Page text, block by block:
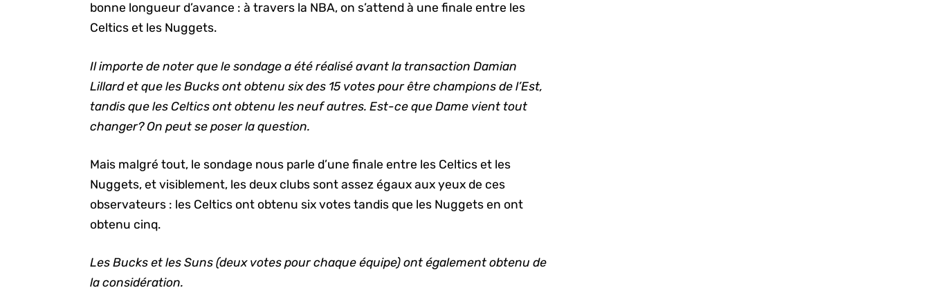
bonne longueur d’avance : à travers la NBA, on s’attend à une finale entre les
Celtics et les Nuggets.
Il importe de noter que le sondage a été réalisé avant la transaction Damian
Lillard et que les Bucks ont obtenu six des 15 votes pour être champions de l’Est,
tandis que les Celtics ont obtenu les neuf autres. Est-ce que Dame vient tout
changer? On peut se poser la question.
Mais malgré tout, le sondage nous parle d’une finale entre les Celtics et les
Nuggets, et visiblement, les deux clubs sont assez égaux aux yeux de ces
observateurs : les Celtics ont obtenu six votes tandis que les Nuggets en ont
obtenu cinq.
Les Bucks et les Suns (deux votes pour chaque équipe) ont également obtenu de
la considération.